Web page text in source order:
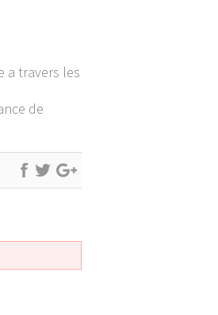
a travers les
de